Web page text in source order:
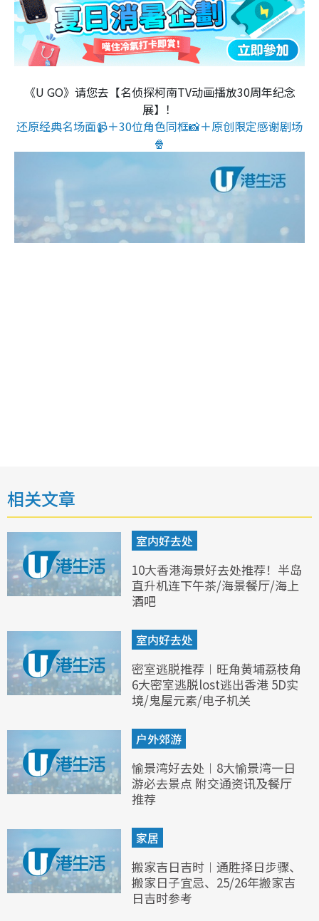
《U GO》请您去【名侦探柯南TV动画播放30周年纪念
展】！
还原经典名场面📹＋30位角色同框📸＋原创限定感谢剧场
🍿
相关文章
室内好去处
10大香港海景好去处推荐！半岛
直升机连下午茶/海景餐厅/海上
酒吧
室内好去处
密室逃脱推荐︱旺角黄埔荔枝角
6大密室逃脱lost逃出香港 5D实
境/鬼屋元素/电子机关
户外郊游
愉景湾好去处︱8大愉景湾一日
游必去景点 附交通资讯及餐厅
推荐
家居
搬家吉日吉时︱通胜择日步骤、
搬家日子宜忌、25/26年搬家吉
日吉时参考